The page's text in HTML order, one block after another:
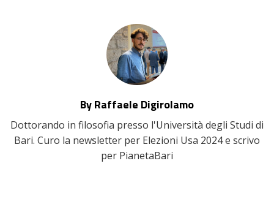
By Raffaele Digirolamo
Dottorando in filosofia presso l'Università degli Studi di
Bari. Curo la newsletter per Elezioni Usa 2024 e scrivo
per PianetaBari